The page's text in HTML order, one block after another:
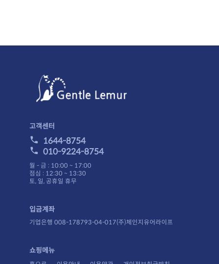
고객센터
1644-8754
010-9224-8754
월 - 금 : 10:00 ~ 17:00
점심 : 12:30 ~ 13:30
토, 일, 공휴일 휴무
입금계좌
기업은행 008-178793-04-017(주)체인지유어라이프
쇼핑메뉴